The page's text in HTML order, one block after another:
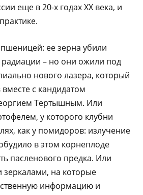
еще в 20-х годах XX века, и
ее зерна убили
– но они ожили под
нового лазера, который
с кандидатом
Тертышным. Или
у которого клубни
как у помидоров: излучение
в этом корнеплоде
пасленового предка. Или
на которые
информацию и